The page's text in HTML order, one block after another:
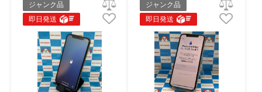
ジャンク品
即日発送
ジャンク品
即日発送